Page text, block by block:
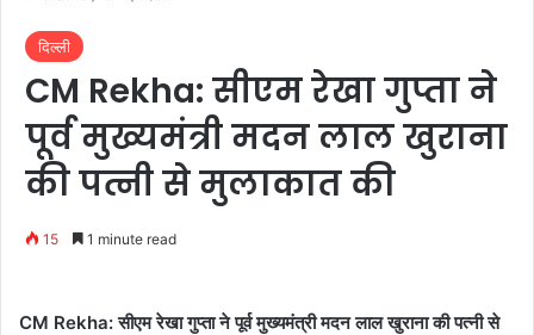
दिल्ली
CM Rekha: सीएम रेखा गुप्ता ने
पूर्व मुख्यमंत्री मदन लाल खुराना
की पत्नी से मुलाकात की
15 1 minute read
CM Rekha: सीएम रेखा गुप्ता ने पूर्व मुख्यमंत्री मदन लाल खुराना की पत्नी से